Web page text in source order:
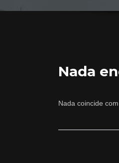
Nada
Nada coincide